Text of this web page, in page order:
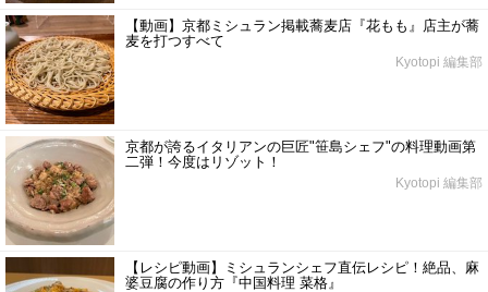
【動画】京都ミシュラン掲載蕎麦店『花もも』店主が蕎
麦を打つすべて
Kyotopi 編集部
京都が誇るイタリアンの巨匠"笹島シェフ"の料理動画第
二弾！今度はリゾット！
Kyotopi 編集部
【レシピ動画】ミシュランシェフ直伝レシピ！絶品、麻
婆豆腐の作り方『中国料理 菜格』